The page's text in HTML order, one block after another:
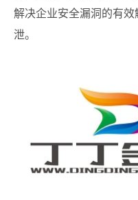
解决企业安全漏洞的有
泄。